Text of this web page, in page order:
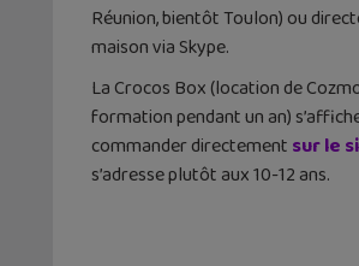
Réunion, bientôt Toulon) ou
maison via Skype.
La Crocos Box (location de
formation pendant un an)
commander directement sur le
s’adresse plutôt aux 10-12 ans.